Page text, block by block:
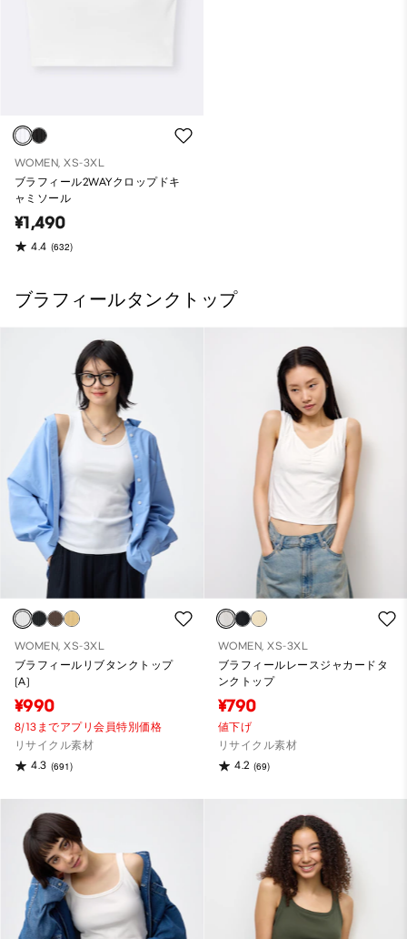
WOMEN, XS-3XL
ブラフィール2WAYクロップドキ
ャミソール
¥1,490
4.4 (632)
ブラフィールタンクトップ
WOMEN, XS-3XL
ブラフィールリブタンクトップ
(A)
¥990
8/13までアプリ会員特別価格
リサイクル素材
4.3 (691)
WOMEN, XS-3XL
ブラフィールレースジャカードタ
ンクトップ
¥790
値下げ
リサイクル素材
4.2 (69)